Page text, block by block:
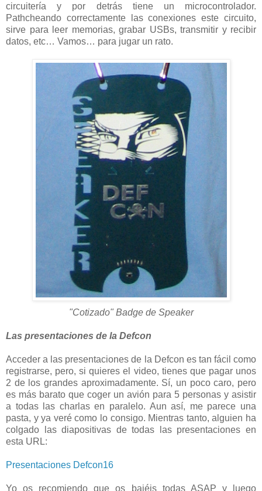
circuitería y por detrás tiene un microcontrolador.
Pathcheando correctamente las conexiones este circuito,
sirve para leer memorias, grabar USBs, transmitir y recibir
datos, etc… Vamos… para jugar un rato.
"Cotizado" Badge de Speaker
Las presentaciones de la Defcon
Acceder a las presentaciones de la Defcon es tan fácil como
registrarse, pero, si quieres el video, tienes que pagar unos
2 de los grandes aproximadamente. Sí, un poco caro, pero
es más barato que coger un avión para 5 personas y asistir
a todas las charlas en paralelo. Aun así, me parece una
pasta, y ya veré como lo consigo. Mientras tanto, alguien ha
colgado las diapositivas de todas las presentaciones en
esta URL:
Presentaciones Defcon16
Yo os recomiendo que os bajéis todas ASAP y luego